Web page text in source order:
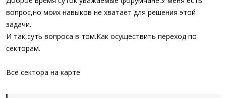
вопрос,но моих навыков не хватает для решения этой
задачи.
И так,суть вопроса в том.Как осуществить переход по
секторам.
Все сектора на карте